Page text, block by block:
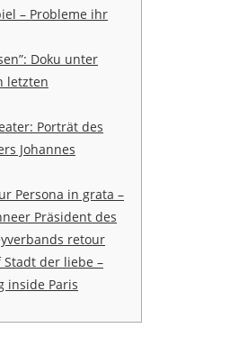
– Probleme ihr
Doku unter
letzten
Porträt des
Johannes
Persona in grata –
Präsident des
retour
Stadt der liebe –
inside Paris